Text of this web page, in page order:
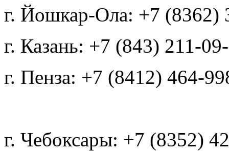
г. Йошкар-Ола: +7 (8362)
г. Казань: +7 (843) 211-
г. Пенза: +7 (8412) 464-
г. Чебоксары: +7 (8352)